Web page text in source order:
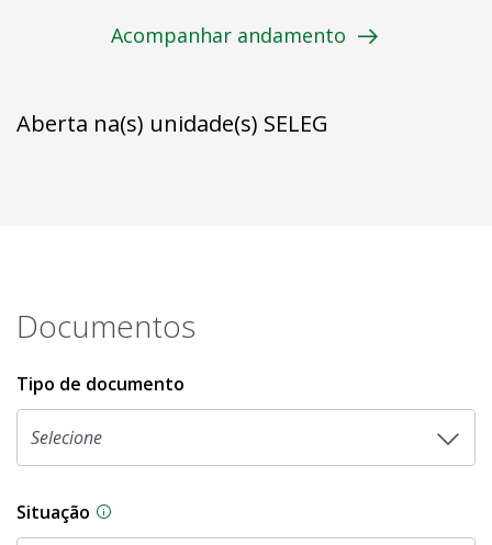
Acompanhar andamento
Aberta na(s) unidade(s) SELEG
Documentos
Tipo de documento
Situação Na CLDF, as proposições legislativas